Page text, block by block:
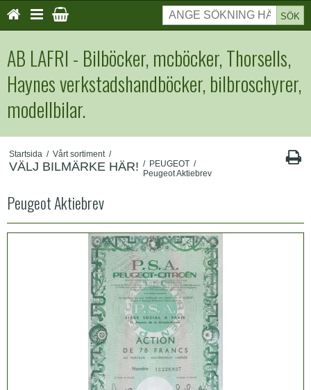
SÖK
AB LAFRI - Bilböcker, mcböcker, Thorsells,
Haynes verkstadshandböcker, bilbroschyrer,
modellbilar.
Startsida / Vårt sortiment /
VÄLJ BILMÄRKE HÄR! / PEUGEOT /
Peugeot Aktiebrev
Peugeot Aktiebrev